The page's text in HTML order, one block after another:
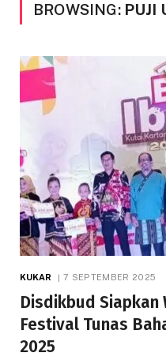
BROWSING: PUJI
KUKAR 7 SEPTEMBER 2025
Disdikbud
Festival Tunas
2025